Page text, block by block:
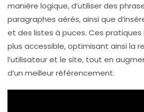
manière logique, d’utiliser des
paragraphes aérés, ainsi que
et des listes à puces. Ces
plus accessible, optimisant ainsi la
l’utilisateur et le site, tout en
d’un meilleur référencement.